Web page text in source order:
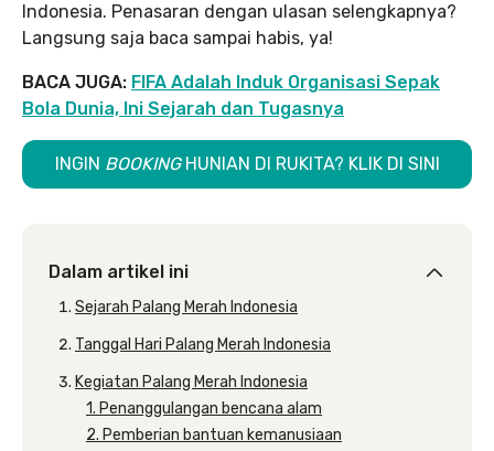
Indonesia. Penasaran dengan ulasan selengkapnya?
Langsung saja baca sampai habis, ya!
BACA JUGA: FIFA Adalah Induk Organisasi Sepak
Bola Dunia, Ini Sejarah dan Tugasnya
INGIN BOOKING HUNIAN DI RUKITA? KLIK DI SINI
Dalam artikel ini
Sejarah Palang Merah Indonesia
Tanggal Hari Palang Merah Indonesia
Kegiatan Palang Merah Indonesia
1. Penanggulangan bencana alam
2. Pemberian bantuan kemanusiaan